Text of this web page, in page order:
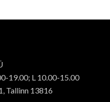
19.00; L 10.00-15.00
Tallinn 13816